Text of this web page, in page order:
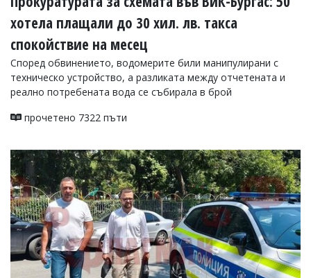
v.vasilev@flagman.bg
Катя
еmail:k.kassabova@flagman.bg
Главен
редактор:
Иван
email:
Коментарите
под
статиите
се
въвеждат
от
читателите
и
редакцията
хотела плащали до 30 хил. лв. такса
спокойствие на месец
Според обвинението, водомерите били манипулирани с
техническо устройство, а разликата между отчетената и
реално потребената вода се събирала в брой
прочетено 7322 пъти